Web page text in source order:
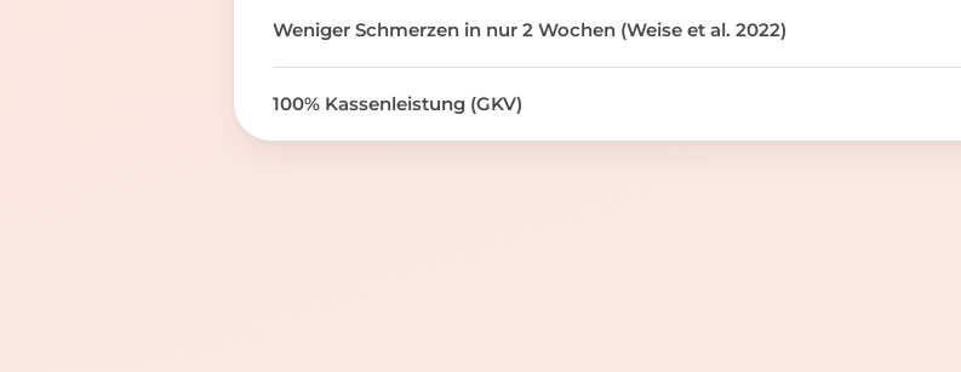
Weniger Schmerzen in nur 2 Wochen (Weise et al. 2022)
100% Kassenleistung (GKV)